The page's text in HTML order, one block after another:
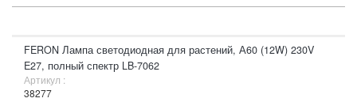
FERON Лампа светодиодная для растений, А60 (12W) 230V
E27, полный спектр LB-7062
Артикул :
38277